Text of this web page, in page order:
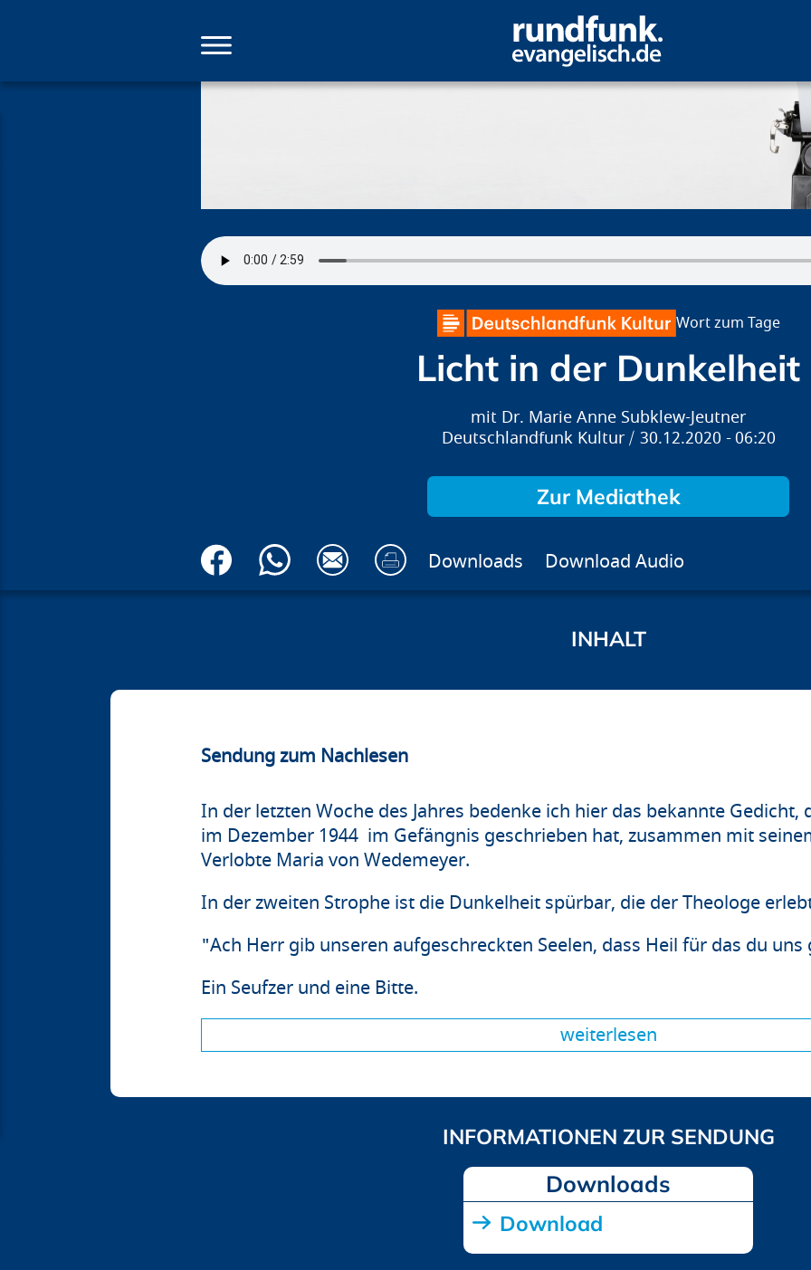
Wort zum Tage
Licht in der Dunkelheit
Dr. Marie Anne Subklew-Jeutner
Deutschlandfunk Kultur
30.12.2020 06:20
Zur Mediathek
Downloads Download Audio
Sendung zum Nachlesen
In der letzten Woche des Jahres bedenke ich hier das bekannte
im Dezember 1944 im Gefängnis geschrieben hat, zusammen mit
Verlobte Maria von Wedemeyer.
In der zweiten Strophe ist die Dunkelheit spürbar, die der Theologe
"Ach Herr gib unseren aufgeschreckten Seelen, dass Heil für das du
Ein Seufzer und eine Bitte.
weiterlesen
Downloads
Download